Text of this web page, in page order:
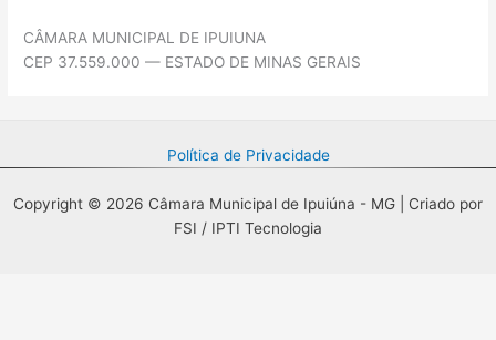
CÂMARA MUNICIPAL DE IPUIUNA
CEP 37.559.000 — ESTADO DE MINAS GERAIS
Política de Privacidade
Copyright © 2026 Câmara Municipal de Ipuiúna - MG | Criado por
FSI / IPTI Tecnologia